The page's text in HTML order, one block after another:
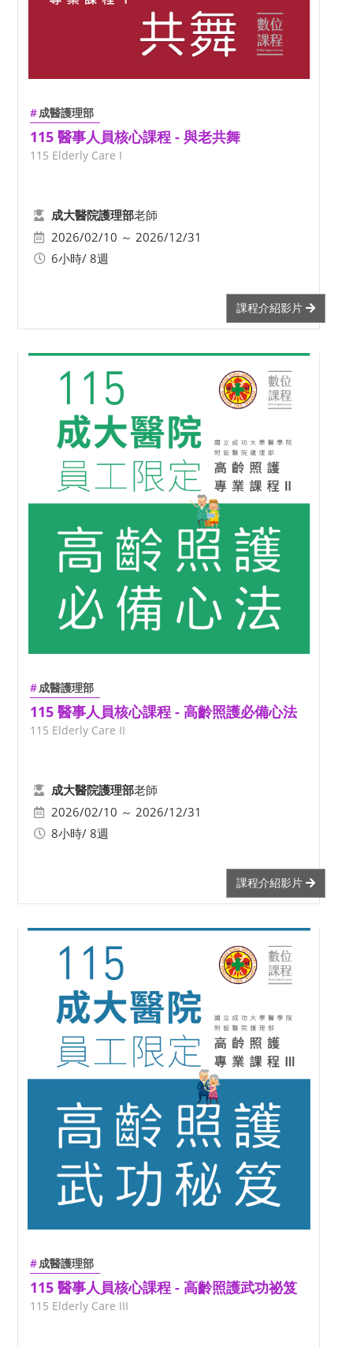
成醫護理部
115 醫事人員核心課程 - 與老共舞
115 Elderly Care I
成大醫院護理部老師
2026/02/10 ～ 2026/12/31
6小時/ 8週
課程介紹影片
成醫護理部
115 醫事人員核心課程 - 高齡照護必備心法
115 Elderly Care II
成大醫院護理部老師
2026/02/10 ～ 2026/12/31
8小時/ 8週
課程介紹影片
成醫護理部
115 醫事人員核心課程 - 高齡照護武功祕笈
115 Elderly Care III